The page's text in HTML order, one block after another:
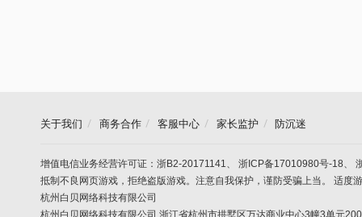
关于我们 商务合作 客服中心 家长监护 防沉迷
增值电信业务经营许可证：浙B2-20171141、 浙ICP备17010980号-18、
抵制不良网页游戏，拒绝盗版游戏。注意自我保护，谨防受骗上当。 适度
杭州白贝网络科技有限公司
杭州白贝网络科技有限公司 浙江省杭州市拱墅区万达商业中心3幢3单元